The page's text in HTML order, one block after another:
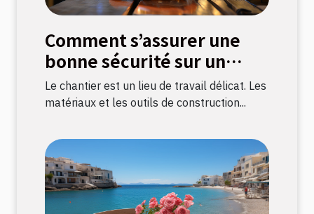
Comment s’assurer une
bonne sécurité sur un
chantier ?
Le chantier est un lieu de travail délicat. Les
matériaux et les outils de construction...